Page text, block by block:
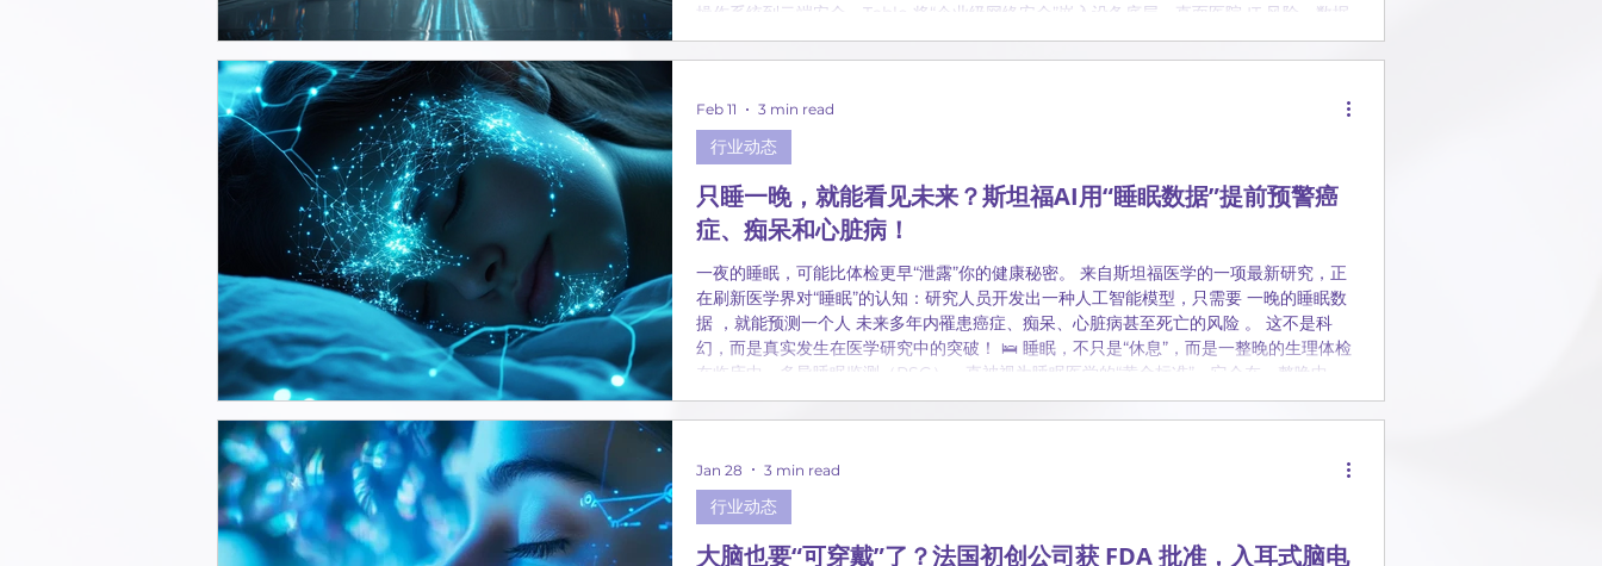
操作系统到云端安全，Tablo 将“企业级网络安全”嵌入设备底层，直面医院 IT 风险、数据
合规与远程医疗的真实挑战。透析设备，第一次被当作“关键基础设施”来设计。
只睡一晚，就能看见未来？斯坦福AI用“睡眠数据”提前预警癌
症、痴呆和心脏病！
一夜的睡眠，可能比体检更早“泄露”你的健康秘密。 来自斯坦福医学的一项最新研究，正
在刷新医学界对“睡眠”的认知：研究人员开发出一种人工智能模型，只需要 一晚的睡眠数
据 ，就能预测一个人 未来多年内罹患癌症、痴呆、心脏病甚至死亡的风险 。 这不是科
幻，而是真实发生在医学研究中的突破！ 🛌 睡眠，不只是“休息”，而是一整晚的生理体检
在临床中，多导睡眠监测（PSG）一直被视为睡眠医学的“黄金标准”。它会在一整晚中，
持续记录你的 脑电、心率、呼吸、血氧、眼动、肌肉活动 等信号。但长期以来，医生在实
际使用中，只关注其中很小一部分，用来诊断打鼾、睡眠呼吸暂停等问题。 斯坦福团队意
的人工智能模型诞生了。 🤖 AI学会了“睡眠的语言” SleepFM 的训练方式，很像
ChatGPT 学语言，只不过“词汇”不是文字，而是 每5秒一段的睡眠生理信号 。 研究团队
用 近60万小时、6.5万人 的真实睡眠数据来训练模型，让AI学会不同信号之间的“协同与错
位”——比如：
行业动态
Feb 11 3 min read
大脑也要“可穿戴”了？法国初创公司获 FDA 批准，入耳式脑电
行业动态
Jan 28 3 min read